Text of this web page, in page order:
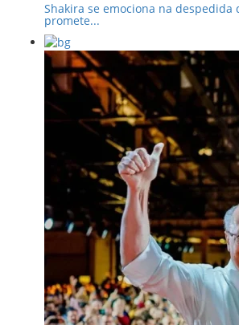
Shakira se emociona na despedida
promete...